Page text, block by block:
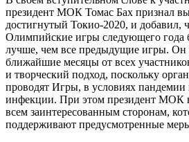
президент МОК Томас Бах признал
достигнутый Токио-2020, и добавил,
Олимпийские игры следующего года
лучше, чем все предыдущие игры. Он
ближайшие месяцы от всех
и творческий подход, поскольку
проводят Игры, в условиях пандемии
инфекции. При этом президент МОК
всем заинтересованным сторонам,
поддерживают предусмотренные